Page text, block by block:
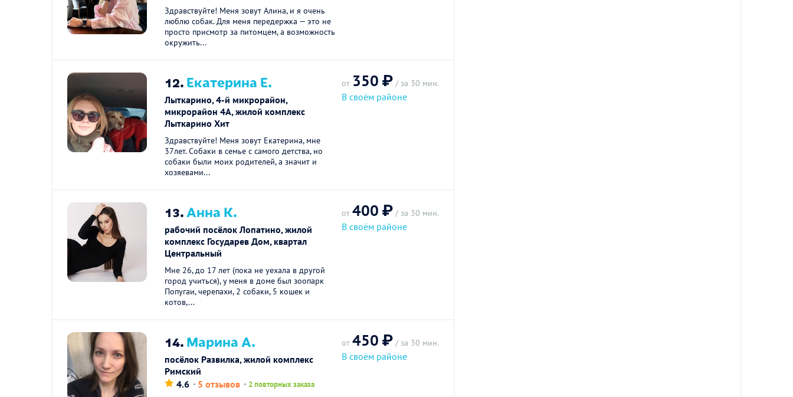
Здравствуйте! Меня зовут Алина, и я очень
люблю собак. Для меня передержка — это не
просто присмотр за питомцем, а возможность
окружить...
12.Екатерина Е.
Лыткарино, 4-й микрорайон,
микрорайон 4А, жилой комплекс
Лыткарино Хит
Здравствуйте! Меня зовут Екатерина, мне
37лет. Собаки в семье с самого детства, но
собаки были моих родителей, а значит и
хозяевами...
от 350 ₽ / за 30 мин.
В своём районе
13.Анна К.
рабочий посёлок Лопатино, жилой
комплекс Государев Дом, квартал
Центральный
Мне 26, до 17 лет (пока не уехала в другой
город учиться), у меня в доме был зоопарк
Попугаи, черепахи, 2 собаки, 5 кошек и
котов,...
от 400 ₽ / за 30 мин.
В своём районе
14.Марина А.
посёлок Развилка, жилой комплекс
Римский
4.6
5 отзывов 2 повторных заказа
от 450 ₽ / за 30 мин.
В своём районе